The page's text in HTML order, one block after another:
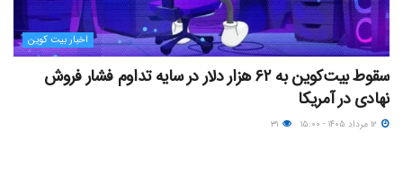
اخبار بیت کوین
سقوط بیت‌کوین به ۶۲ هزار دلار در سایه تداوم فشار فروش
نهادی در آمریکا